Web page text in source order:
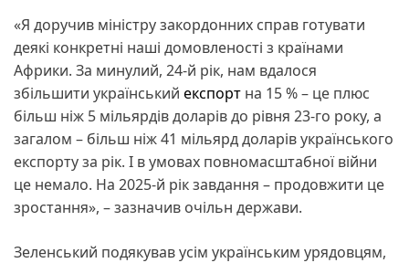
«Я доручив міністру закордонних справ готувати
деякі конкретні наші домовленості з країнами
Африки. За минулий, 24-й рік, нам вдалося
збільшити український експорт на 15 % – це плюс
більш ніж 5 мільярдів доларів до рівня 23-го року, а
загалом – більш ніж 41 мільярд доларів українського
експорту за рік. І в умовах повномасштабної війни
це немало. На 2025-й рік завдання – продовжити це
зростання», – зазначив очільн держави.
Зеленський подякував усім українським урядовцям,